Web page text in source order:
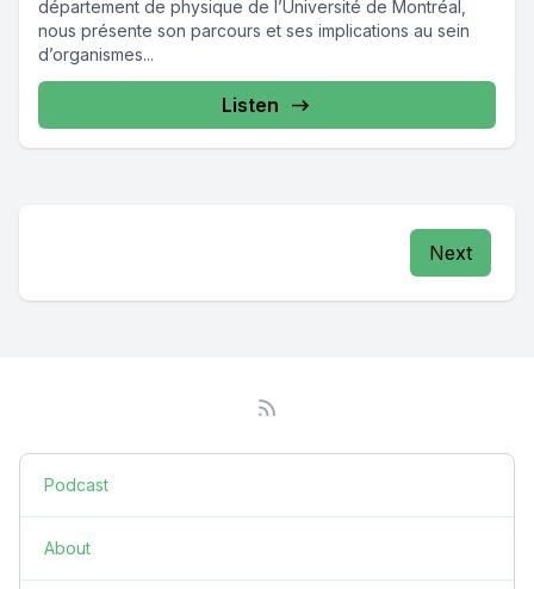
département de physique de l’Université de Montréal,
nous présente son parcours et ses implications au sein
d’organismes...
Listen
Next
Podcast
About